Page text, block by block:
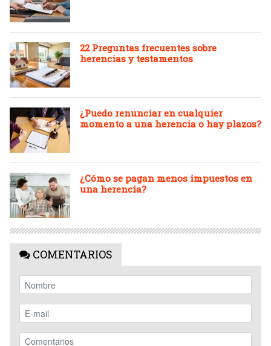
22 Preguntas frecuentes sobre
herencias y testamentos
¿Puedo renunciar en cualquier
momento a una herencia o hay plazos?
¿Cómo se pagan menos impuestos en
una herencia?
COMENTARIOS